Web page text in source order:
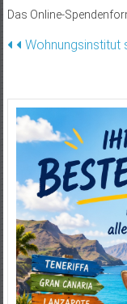
Das Online-
Wohnungsinstitut